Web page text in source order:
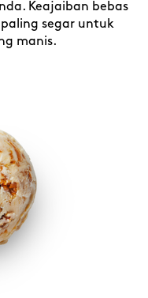
Keajaiban bebas
segar untuk
manis.